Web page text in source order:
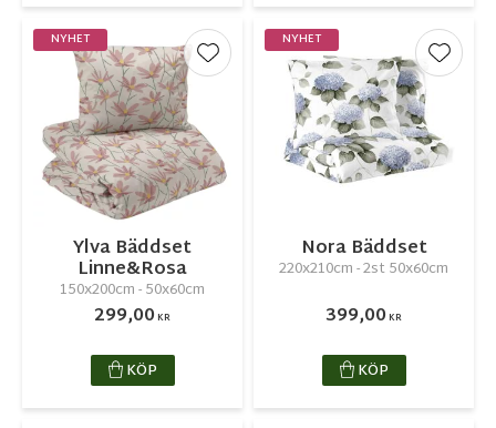
Ylva Bäddset
Linne&Rosa
150x200cm - 50x60cm
299,00KR
NYHET
Lägg till i favoriter
KÖP
Nora Bäddset
220x210cm - 2st 50x60cm
399,00KR
NYHET
Lägg
KÖP